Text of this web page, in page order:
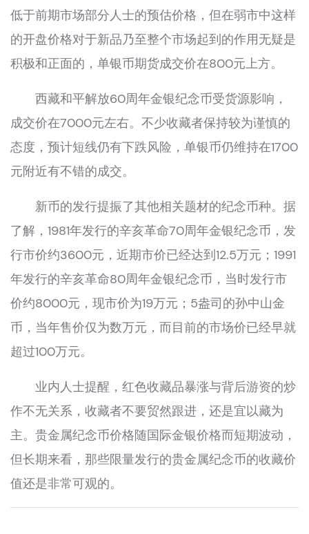
低于前期市场部分人士的预估价格，但在弱市中这样
的开盘价格对于新品乃至整个市场起到的作用无疑是
积极和正面的，单银币期货成交价在800元上方。
西藏和平解放60周年金银纪念币受货源影响，
成交价在7000元左右。不少收藏者保持较为谨慎的
态度，预计短线仍有下跌风险，单银币仍维持在1700
元附近有不错的成交。
新币的发行提振了其他相关题材的纪念币种。据
了解，1981年发行的辛亥革命70周年金银纪念币，发
行市价约3600元，近期市价已经达到12.5万元；1991
年发行的辛亥革命80周年金银纪念币，当时发行市
价约8000元，现市价为19万元；5盎司的孙中山金
币，当年售价仅为数万元，而目前的市场价已经早就
超过100万元。
业内人士提醒，红色收藏品暴涨与背后游资的炒
作不无关系，收藏者不要贸然跟进，还是宜以藏为
主。贵金属纪念币价格随国际金银价格而短期波动，
但长期来看，那些限量发行的贵金属纪念币的收藏价
值还是非常可观的。